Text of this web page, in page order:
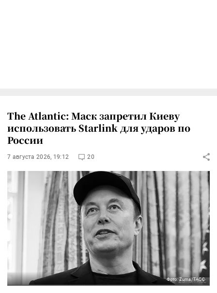
The Atlantic: Маск запретил Киеву
использовать Starlink для ударов по
России
7 августа 2026, 19:12 20
Фото: Zuma/ТАСС